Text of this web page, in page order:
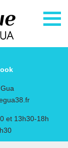
et 13h30-18h